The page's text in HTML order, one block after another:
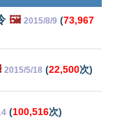
🖼️ 2015/8/9 (73,967
2015/5/18 (22,500次)
(100,516次)